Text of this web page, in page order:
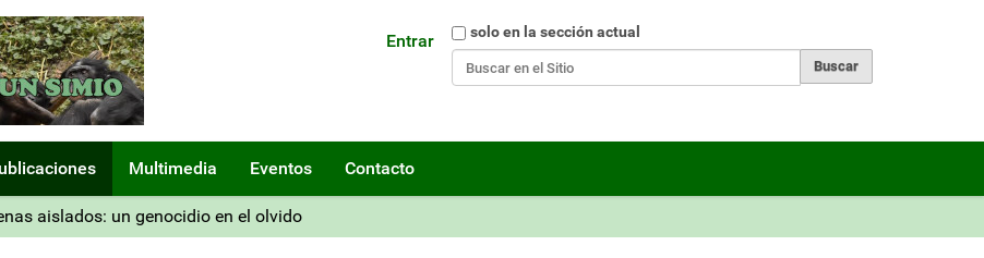
Buscar
solo en la sección actual
Entrar
Multimedia Eventos Contacto
aislados: un genocidio en el olvido